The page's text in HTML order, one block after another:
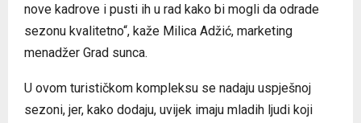
nove kadrove i pusti ih u rad kako bi mogli da odrade
sezonu kvalitetno“, kaže Milica Adžić, marketing
menadžer Grad sunca.
U ovom turističkom kompleksu se nadaju uspješnoj
sezoni, jer, kako dodaju, uvijek imaju mladih ljudi koji